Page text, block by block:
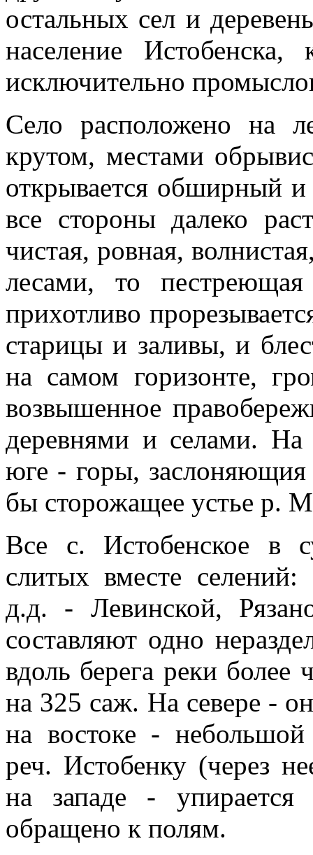
остальных сел и
население
исключительно
Село расположено на
крутом, местами
открывается обширный
все стороны далеко
чистая, ровная,
лесами, то
прихотливо
старицы и заливы, и
на самом горизонте,
возвышенное
деревнями и селами. На
юге - горы,
бы сторожащее устье р.
Все с. Истобенское в
слитых вместе селений:
д.д. - Левинской,
составляют одно
вдоль берега реки
на 325 саж. На севере -
на востоке - небольшой
реч. Истобенку (через
на западе -
обращено к полям.